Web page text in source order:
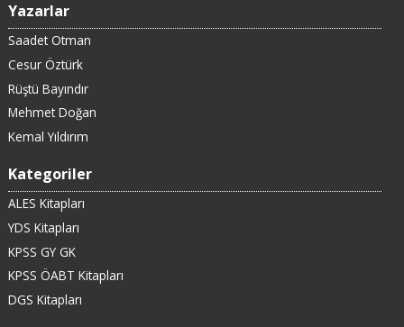
Yazarlar
Saadet Otman
Cesur Öztürk
Rüştü Bayındır
Mehmet Doğan
Kemal Yıldırım
Kategoriler
ALES Kitapları
YDS Kitapları
KPSS GY GK
KPSS ÖABT Kitapları
DGS Kitapları